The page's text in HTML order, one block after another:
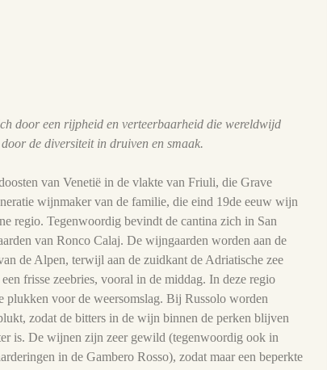
door een rijpheid en verteerbaarheid die wereldwijd
de diversiteit in druiven en smaak.
van Venetië in de vlakte van Friuli, die Grave
wijnmaker van de familie, die eind 19de eeuw wijn
regio. Tegenwoordig bevindt de cantina zich in San
van Ronco Calaj. De wijngaarden worden aan de
de Alpen, terwijl aan de zuidkant de Adriatische zee
frisse zeebries, vooral in de middag. In deze regio
plukken voor de weersomslag. Bij Russolo worden
zodat de bitters in de wijn binnen de perken blijven
is. De wijnen zijn zeer gewild (tegenwoordig ook in
in de Gambero Rosso), zodat maar een beperkte